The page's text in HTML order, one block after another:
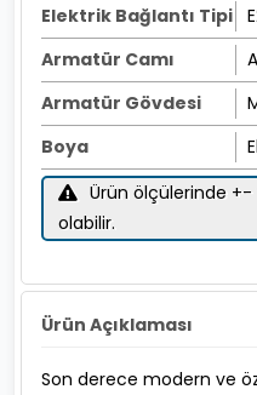
Elektrik Bağlantı Tipi
Armatür Camı
Armatür Gövdesi
Boya
Ürün ölçülerinde +-
olabilir.
Ürün Açıklaması
Son derece modern ve